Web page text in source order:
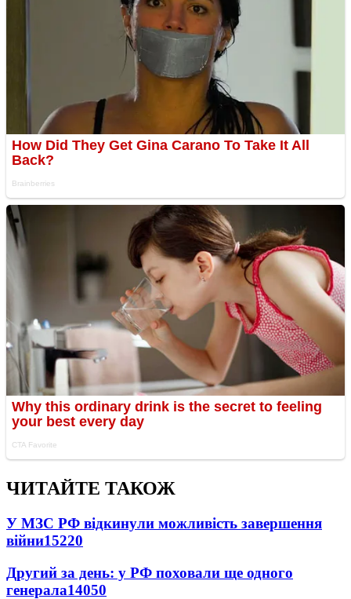
ЧИТАЙТЕ ТАКОЖ
У МЗС РФ відкинули можливість завершення
війни15220
Другий за день: у РФ поховали ще одного
генерала14050